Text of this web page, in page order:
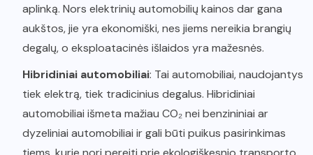
aplinką. Nors elektrinių automobilių kainos dar gana
aukštos, jie yra ekonomiški, nes jiems nereikia brangių
degalų, o eksploatacinės išlaidos yra mažesnės.
Hibridiniai automobiliai: Tai automobiliai, naudojantys
tiek elektrą, tiek tradicinius degalus. Hibridiniai
automobiliai išmeta mažiau CO₂ nei benzininiai ar
dyzeliniai automobiliai ir gali būti puikus pasirinkimas